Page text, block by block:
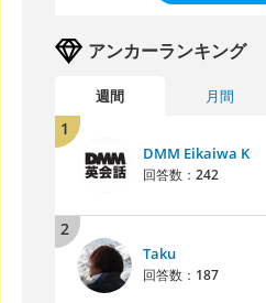
アンカーランキング
週間 月間
1
DMM Eikaiwa K
回答数： 242
2
Taku
回答数： 187